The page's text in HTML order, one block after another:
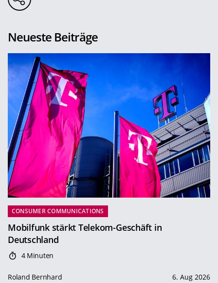
Neueste Beiträge
CONSUMER COMMUNICATIONS
Mobilfunk stärkt Telekom-Geschäft in
Deutschland
4 Minuten
Roland Bernhard 6. Aug 2026